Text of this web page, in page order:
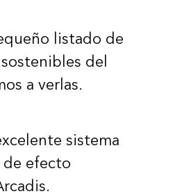
listado de
del
a verlas.
sistema
de efecto